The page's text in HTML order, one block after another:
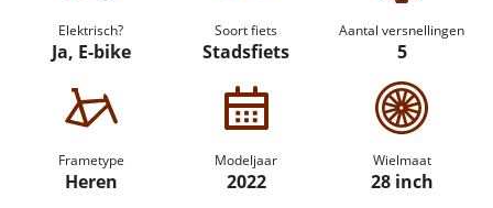
Elektrisch?
Ja, E-bike
Soort fiets
Stadsfiets
Aantal versnellingen
5
Frametype
Heren
Modeljaar
2022
Wielmaat
28 inch